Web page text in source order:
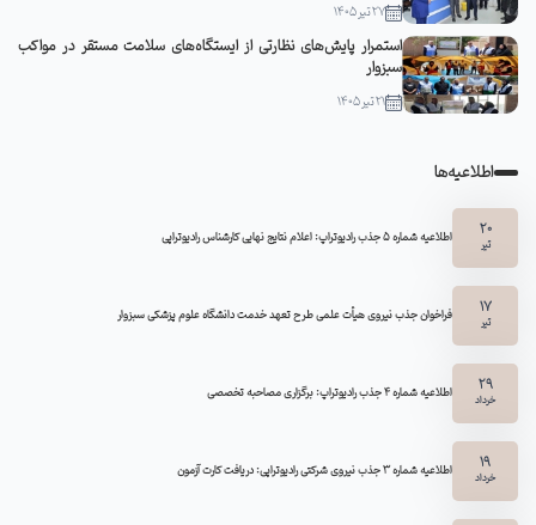
27 تیر 1405
استمرار پایش‌های نظارتی از ایستگاه‌های سلامت مستقر در مواکب
سبزوار
21 تیر 1405
اطلاعیه‌ها
20
تیر اطلاعیه شماره 5 جذب رادیوتراپ: اعلام نتایج نهایی کارشناس رادیوتراپی
17
تیر فراخوان جذب نیروی هیأت علمی طرح تعهد خدمت دانشگاه علوم پزشکی سبزوار
29
خرداد اطلاعیه شماره ۴ جذب رادیوتراپ: برگزاری مصاحبه تخصصی
19
خرداد اطلاعیه شماره 3 جذب نیروی شرکتی رادیوتراپی: دریافت کارت آزمون